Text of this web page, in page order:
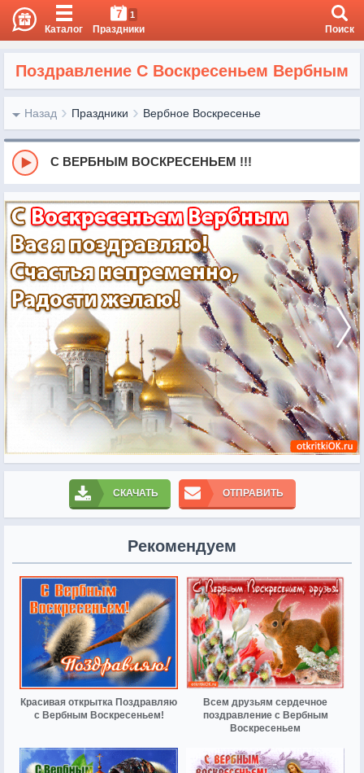
Каталог
7 1
Праздники Поиск
Поздравление С Воскресеньем Вербным
Назад Праздники Вербное Воскресенье
С ВЕРБНЫМ ВОСКРЕСЕНЬЕМ !!!
СКАЧАТЬ ОТПРАВИТЬ
Рекомендуем
Красивая открытка Поздравляю
с Вербным Воскресеньем!
Всем друзьям сердечное
поздравление с Вербным
Воскресеньем